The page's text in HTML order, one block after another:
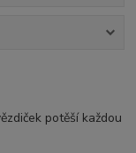
potěší každou